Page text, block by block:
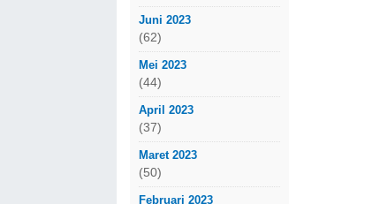
Juni 2023
(62)
Mei 2023
(44)
April 2023
(37)
Maret 2023
(50)
Februari 2023